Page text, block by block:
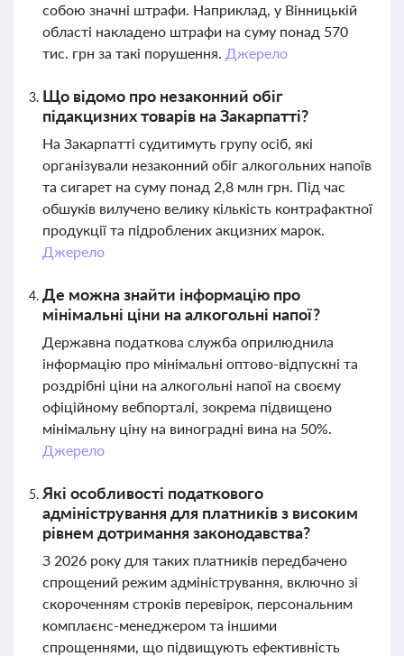
собою значні штрафи. Наприклад, у Вінницькій
області накладено штрафи на суму понад 570
тис. грн за такі порушення. Джерело
Що відомо про незаконний обіг
підакцизних товарів на Закарпатті?
На Закарпатті судитимуть групу осіб, які
організували незаконний обіг алкогольних напоїв
та сигарет на суму понад 2,8 млн грн. Під час
обшуків вилучено велику кількість контрафактної
продукції та підроблених акцизних марок.
Джерело
Де можна знайти інформацію про
мінімальні ціни на алкогольні напої?
Державна податкова служба оприлюднила
інформацію про мінімальні оптово-відпускні та
роздрібні ціни на алкогольні напої на своєму
офіційному вебпорталі, зокрема підвищено
мінімальну ціну на виноградні вина на 50%.
Джерело
Які особливості податкового
адміністрування для платників з високим
рівнем дотримання законодавства?
З 2026 року для таких платників передбачено
спрощений режим адміністрування, включно зі
скороченням строків перевірок, персональним
комплаєнс-менеджером та іншими
спрощеннями, що підвищують ефективність